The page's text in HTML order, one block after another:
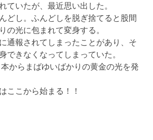
ていたが、最近思い出した。
どし。ふんどしを脱ぎ捨てると股間
の光に包まれて変身する。
通報されてしまったことがあり、そ
できなくなってしまっていた。
からまばゆいばかりの黄金の光を発
ここから始まる！！